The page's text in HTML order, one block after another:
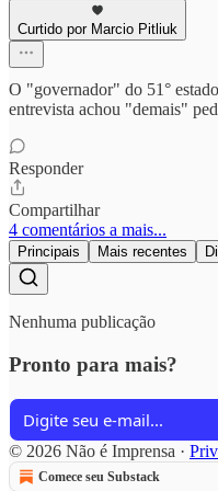
Curtido por Marcio Pitliuk
O "governador" do 51°
entrevista achou "demais"
Responder
Compartilhar
4 comentários a mais...
Principais Mais recentes
Nenhuma publicação
Pronto para mais?
© 2026 Não é Imprensa ·
Comece seu Substack